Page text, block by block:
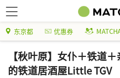
东京都 优惠券
【秋叶原】女仆＋铁道
的铁道居酒屋Little TGV